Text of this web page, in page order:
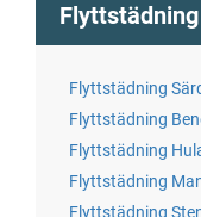
Flyttstädning
Flyttstädning
Flyttstädning
Flyttstädning
Flyttstädning